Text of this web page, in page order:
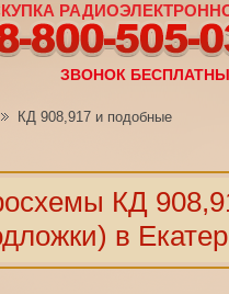
8-800-505-
ЗВОНОК
КД 908,917 и подобные
КД
в